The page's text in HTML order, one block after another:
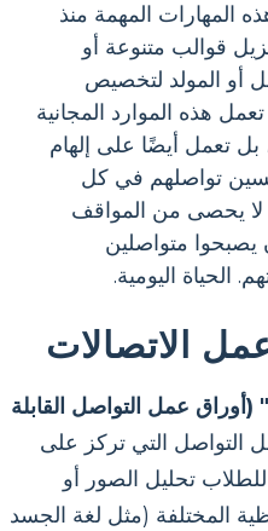
المهارات المهمة منذ
قوالب متنوعة أو
أو المولد لتخصيص
هذه الموارد المجانية
تعمل أيضًا على إلهام
تواصلهم في كل
لا يحصى من المواقف
يصبحوا متواصلين
الحياة اليومية.
الاتصالات
عمل التواصل القابلة
التواصل التي تركز على
تحليل الصور أو
المختلفة (مثل لغة الجسد